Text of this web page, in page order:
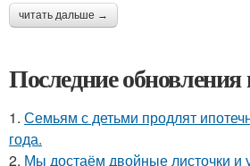
читать дальше →
Последние обновления
1. Семьям с детьми продлят
года.
2. Мы достаём двойные листочки и